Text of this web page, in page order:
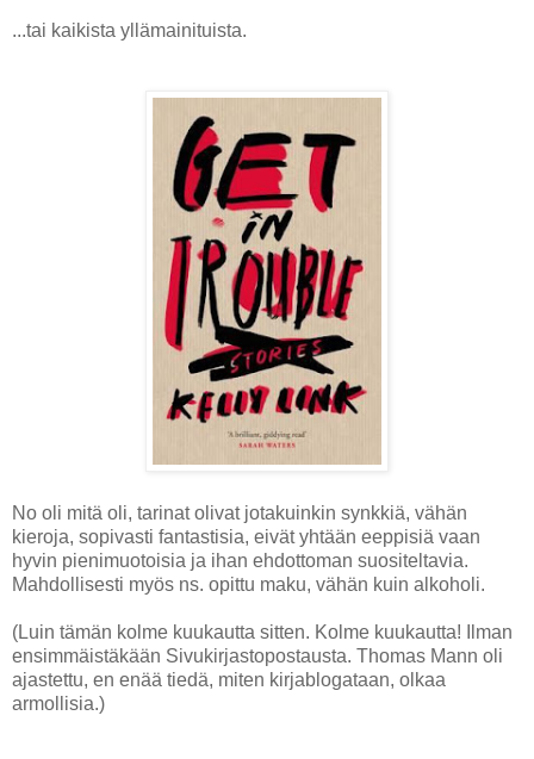
...tai kaikista yllämainituista.
No oli mitä oli, tarinat olivat jotakuinkin synkkiä, vähän
kieroja, sopivasti fantastisia, eivät yhtään eeppisiä vaan
hyvin pienimuotoisia ja ihan ehdottoman suositeltavia.
Mahdollisesti myös ns. opittu maku, vähän kuin alkoholi.
(Luin tämän kolme kuukautta sitten. Kolme kuukautta! Ilman
ensimmäistäkään Sivukirjastopostausta. Thomas Mann oli
ajastettu, en enää tiedä, miten kirjablogataan, olkaa
armollisia.)